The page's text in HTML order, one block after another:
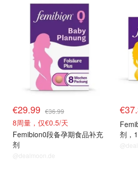
€29.99 €36.99
8周量，仅€0.5/天
Femibion​​0段备孕期食品补充
剂
@dealmoon.de
剂，